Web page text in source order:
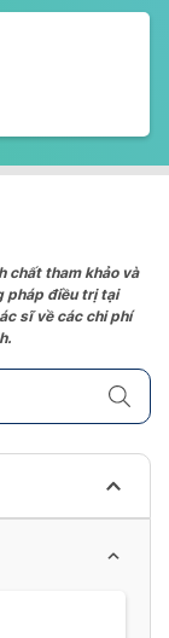
chất tham khảo và
pháp điều trị tại
sĩ về các chi phí